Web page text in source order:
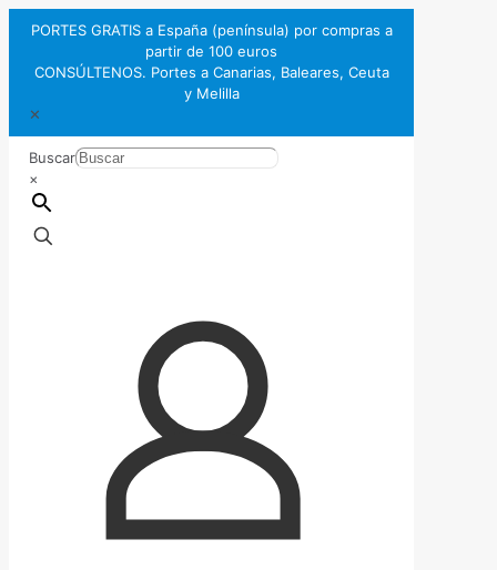
PORTES GRATIS a España (península) por compras a
partir de 100 euros
CONSÚLTENOS. Portes a Canarias, Baleares, Ceuta
y Melilla
✕
Buscar
×